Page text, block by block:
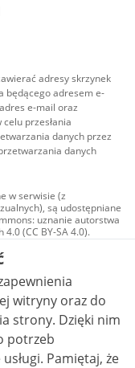
adresy skrzynek
będącego adresem e-
e-mail oraz
przesłania
danych przez
danych
w serwisie (z
są udostępniane
uznanie autorstwa
(CC BY-SA 4.0).
zdjęcia, materiały
na licencji typu
użycie
zależnych 4.0 (CC BY-
inaczej.
witryny oraz do
Dzięki nim
potrzeb
że